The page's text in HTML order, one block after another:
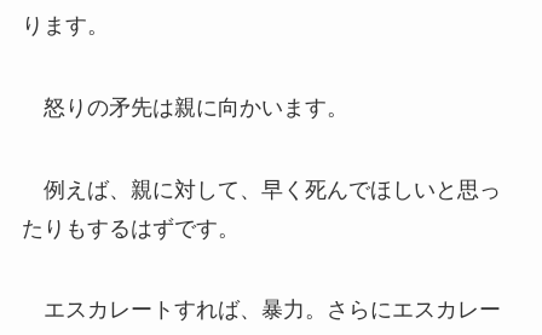
ります。
怒りの矛先は親に向かいます。
例えば、親に対して、早く死んでほしいと思っ
たりもするはずです。
エスカレートすれば、暴力。さらにエスカレー